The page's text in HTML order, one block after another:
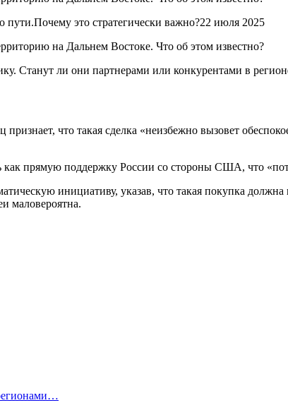
это стратегически важно?22 июля 2025
Станут ли они партнерами или конкурентами в
что такая сделка «неизбежно вызовет
прямую поддержку России со стороны США, что
инициативу, указав, что такая покупка должна
маловероятна.